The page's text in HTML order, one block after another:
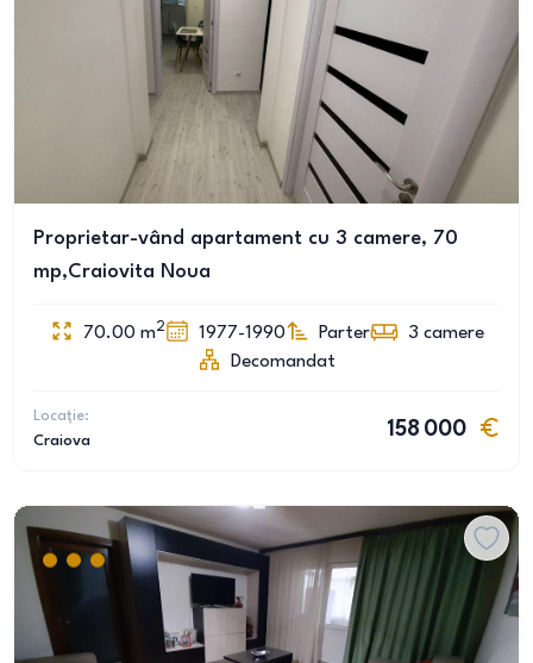
Proprietar-vând apartament cu 3 camere, 70
mp,Craiovita Noua
70.00 m2 1977-1990 Parter 3 camere
Decomandat
Locație:
Craiova
158 000